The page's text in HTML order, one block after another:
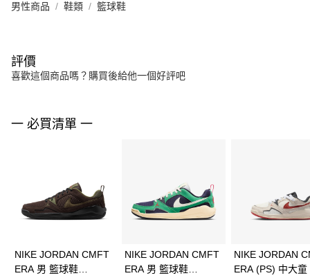
男性商品 鞋類 籃球鞋
評價
喜歡這個商品嗎？購買後給他一個好評吧
一 必買清單 一
NIKE JORDAN CMFT
ERA 男 籃球鞋
NIKE JORDAN CMFT
ERA 男 籃球鞋
NIKE JORDAN
ERA (PS) 中大童